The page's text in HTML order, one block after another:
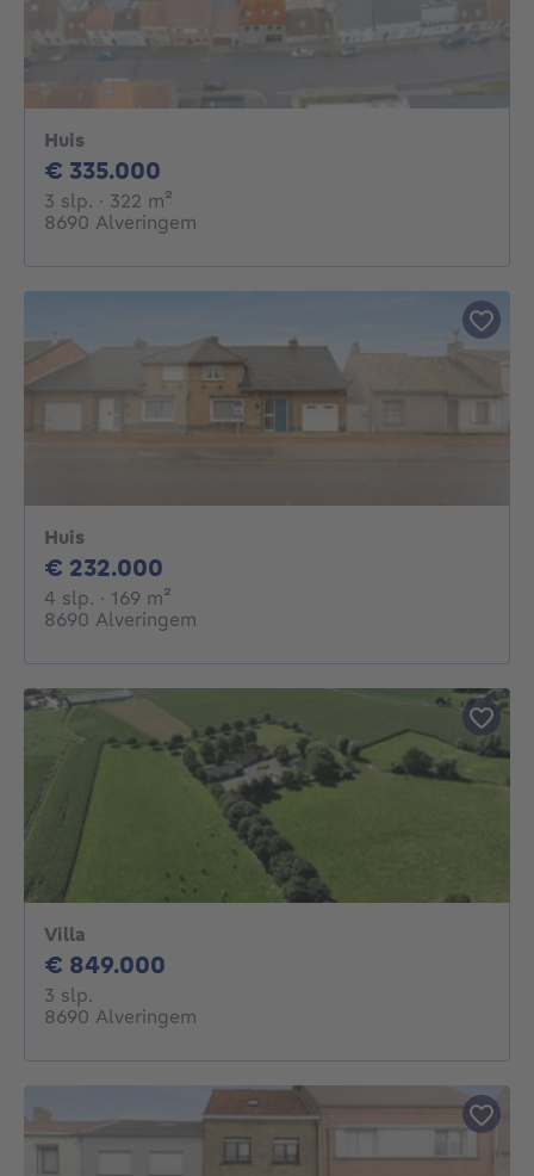
Huis
€ 335.000
3 slp. 3 slaapkamers
· 322 m²
8690 Alveringem
Huis
€ 232.000
4 slp. 4 slaapkamers
· 169 m²
8690 Alveringem
Villa
€ 849.000
3 slp.
8690 Alveringem